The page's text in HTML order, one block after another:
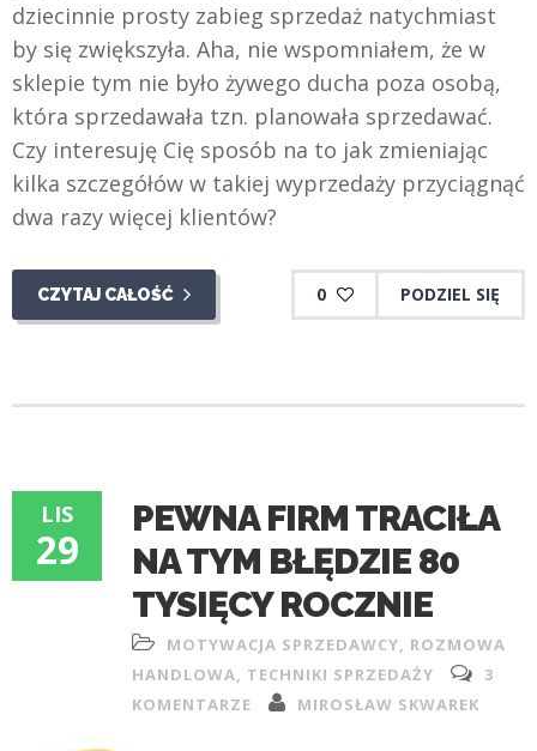
dziecinnie prosty zabieg sprzedaż natychmiast
by się zwiększyła. Aha, nie wspomniałem, że w
sklepie tym nie było żywego ducha poza osobą,
która sprzedawała tzn. planowała sprzedawać.
Czy interesuję Cię sposób na to jak zmieniając
kilka szczegółów w takiej wyprzedaży przyciągnąć
dwa razy więcej klientów?
CZYTAJ CAŁOŚĆ 0 PODZIEL SIĘ
LIS
29
PEWNA FIRM TRACIŁA
NA TYM BŁĘDZIE 80
TYSIĘCY ROCZNIE
MOTYWACJA SPRZEDAWCY, ROZMOWA
HANDLOWA, TECHNIKI SPRZEDAŻY
3
KOMENTARZE
MIROSŁAW SKWAREK